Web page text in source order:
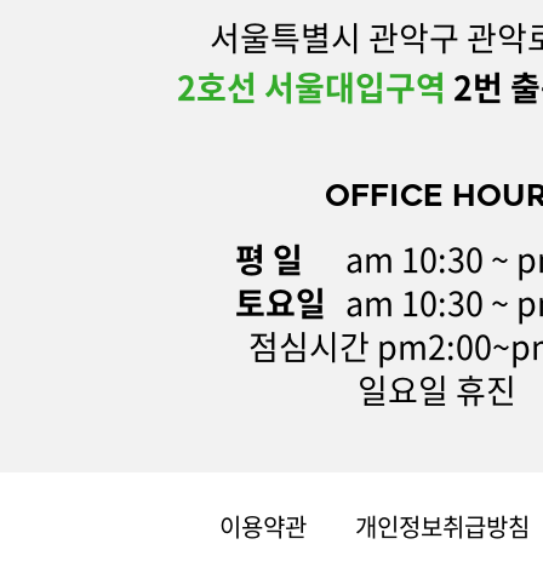
서울특별시 관악구 관악
2호선 서울대입구역 2번
OFFICE
평 일
am 10:30 ~
토요일 am 10:30 ~
점심시간
일요일 휴진
이용약관 개인정보취급방침